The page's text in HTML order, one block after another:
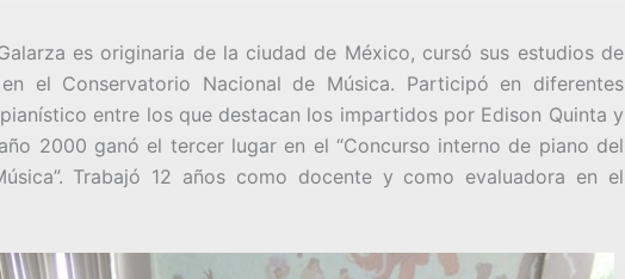
es originaria de la ciudad de México, cursó sus estudios de
el Conservatorio Nacional de Música. Participó en diferentes
entre los que destacan los impartidos por Edison Quinta y
2000 ganó el tercer lugar en el “Concurso interno de piano del
Trabajó 12 años como docente y como evaluadora en el